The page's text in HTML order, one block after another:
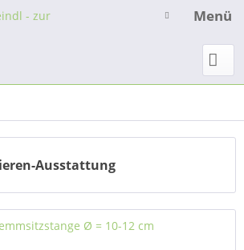
Menü
Ausstattung